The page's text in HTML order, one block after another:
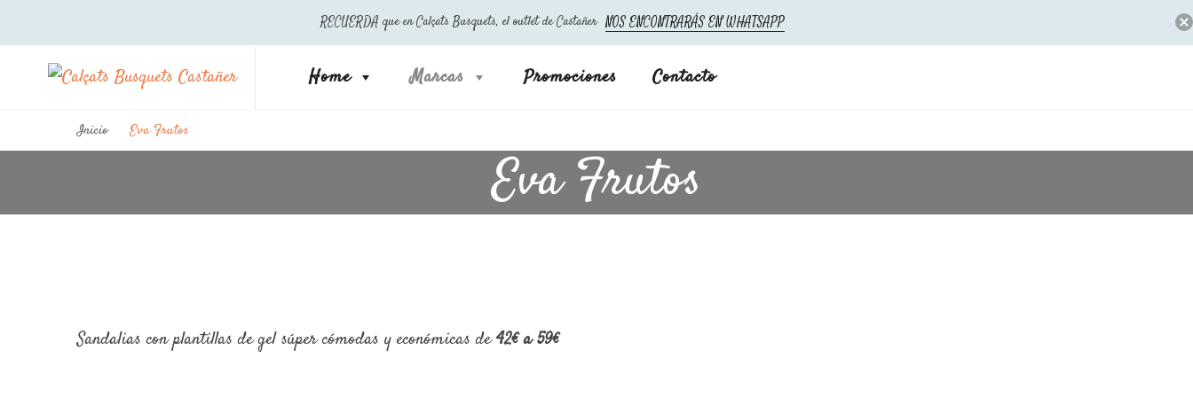
RECUERDA que en Calçats Busquets, el outlet de Castañer NOS ENCONTRARÁS EN WHATSAPP
Calçats Busquets Castañer
Outlet Castañer, tienda oficial Home Marcas Promociones Contacto
Inicio Eva Frutos
Eva Frutos
Sandalias con plantillas de gel súper cómodas y económicas de42€ a 59€